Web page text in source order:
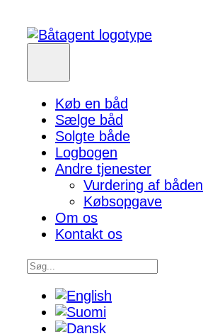
Køb en båd
Sælge båd
Solgte både
Logbogen
Andre tjenester
Vurdering af båden
Købsopgave
Om os
Kontakt os